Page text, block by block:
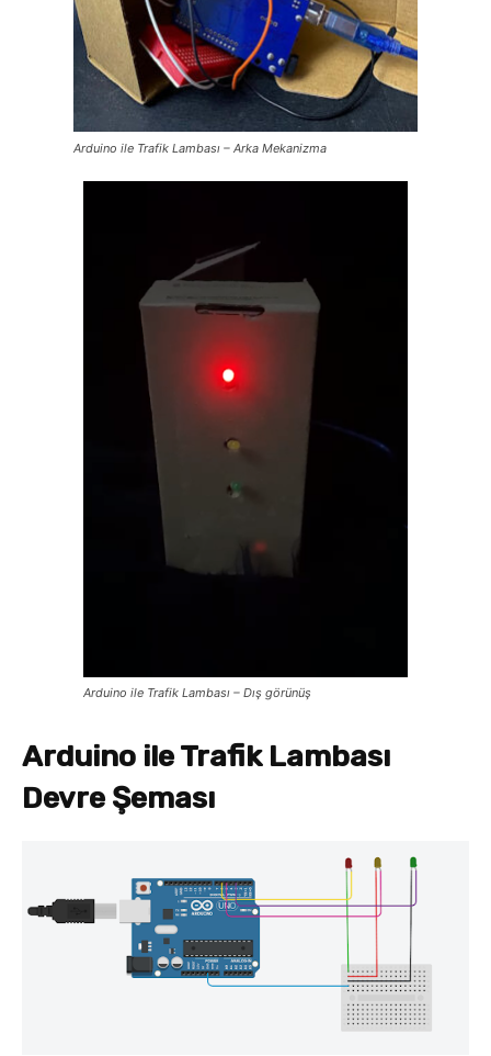
Arduino ile Trafik Lambası – Arka Mekanizma
Arduino ile Trafik Lambası – Dış görünüş
Arduino ile Trafik Lambası
Devre Şeması